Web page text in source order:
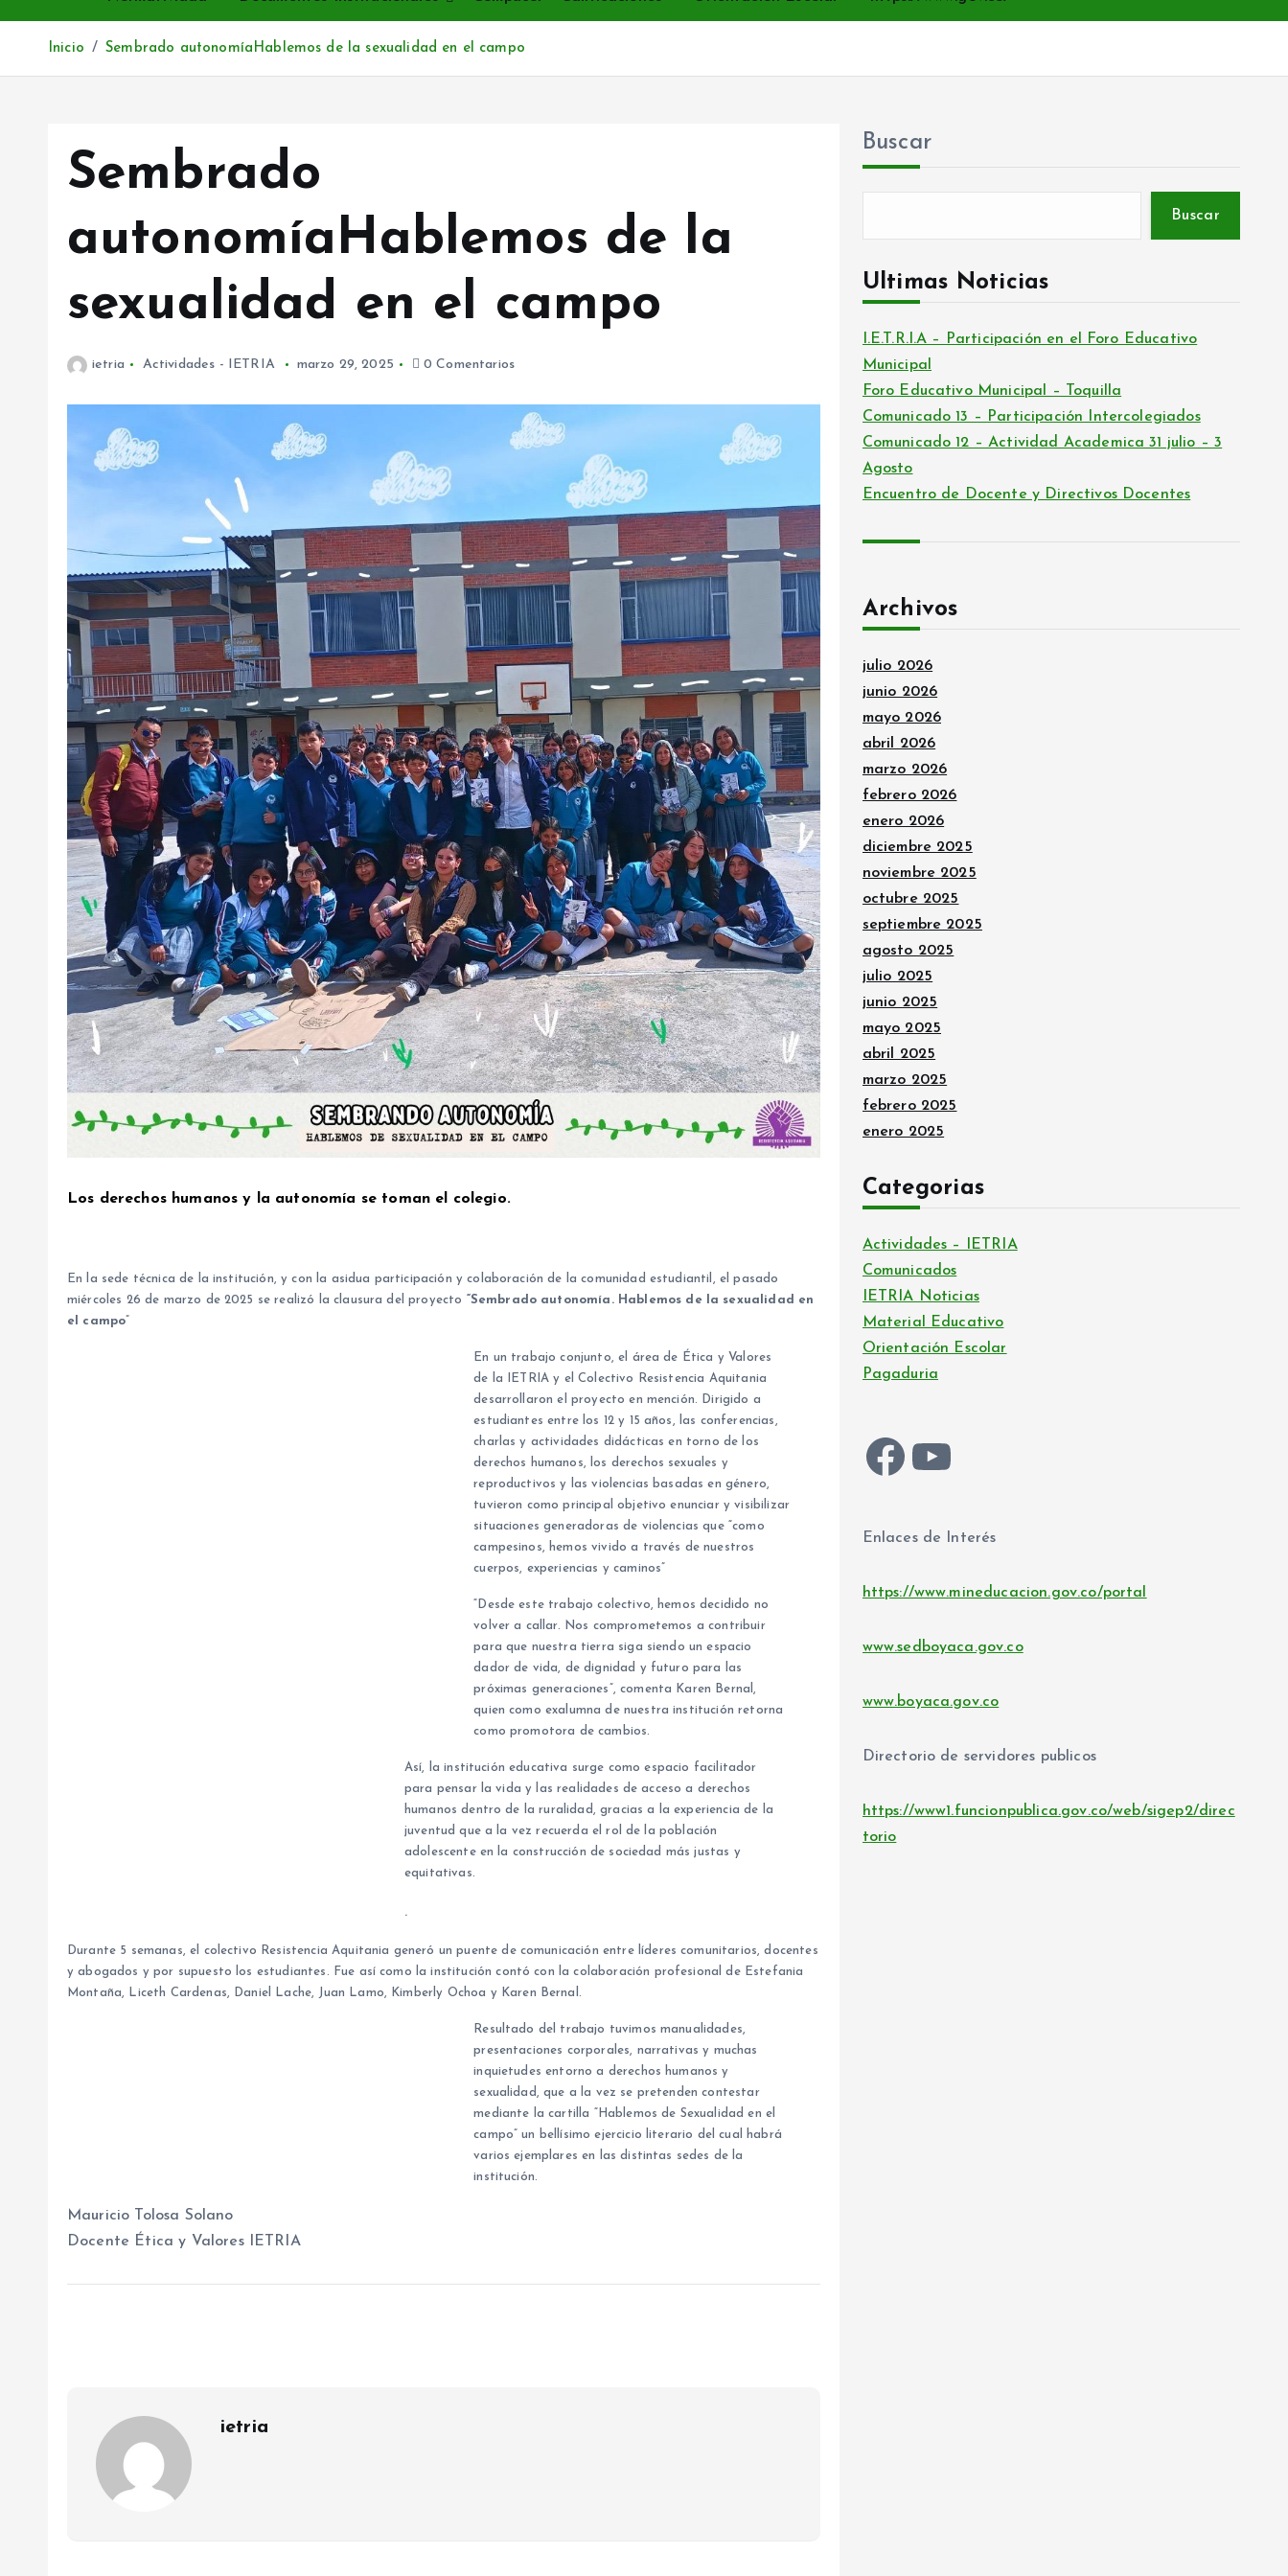
Inicio Sembrado autonomíaHablemos de la sexualidad en el campo
Sembrado
autonomíaHablemos de la
sexualidad en el campo
ietria Actividades - IETRIA marzo 29, 2025 0 Comentarios
Los derechos humanos y la autonomía se toman el colegio.
En la sede técnica de la institución, y con la asidua participación y colaboración de la comunidad estudiantil, el pasado
miércoles 26 de marzo de 2025 se realizó la clausura del proyecto “Sembrado autonomía. Hablemos de la sexualidad en
el campo”
En un trabajo conjunto, el área de Ética y Valores
de la IETRIA y el Colectivo Resistencia Aquitania
desarrollaron el proyecto en mención. Dirigido a
estudiantes entre los 12 y 15 años, las conferencias,
charlas y actividades didácticas en torno de los
derechos humanos, los derechos sexuales y
reproductivos y las violencias basadas en género,
tuvieron como principal objetivo enunciar y visibilizar
situaciones generadoras de violencias que “como
campesinos, hemos vivido a través de nuestros
cuerpos, experiencias y caminos”
“Desde este trabajo colectivo, hemos decidido no
volver a callar. Nos comprometemos a contribuir
para que nuestra tierra siga siendo un espacio
dador de vida, de dignidad y futuro para las
próximas generaciones”, comenta Karen Bernal,
quien como exalumna de nuestra institución retorna
como promotora de cambios.
Así, la institución educativa surge como espacio facilitador
para pensar la vida y las realidades de acceso a derechos
humanos dentro de la ruralidad, gracias a la experiencia de la
juventud que a la vez recuerda el rol de la población
adolescente en la construcción de sociedad más justas y
equitativas.
.
Durante 5 semanas, el colectivo Resistencia Aquitania generó un puente de comunicación entre líderes comunitarios, docentes
y abogados y por supuesto los estudiantes. Fue así como la institución contó con la colaboración profesional de Estefania
Montaña, Liceth Cardenas, Daniel Lache, Juan Lamo, Kimberly Ochoa y Karen Bernal.
Resultado del trabajo tuvimos manualidades,
presentaciones corporales, narrativas y muchas
inquietudes entorno a derechos humanos y
sexualidad, que a la vez se pretenden contestar
mediante la cartilla “Hablemos de Sexualidad en el
campo” un bellísimo ejercicio literario del cual habrá
varios ejemplares en las distintas sedes de la
institución.
Mauricio Tolosa Solano
Docente Ética y Valores IETRIA
ietria
Buscar
Buscar
Ultimas Noticias
I.E.T.R.I.A – Participación en el Foro Educativo
Municipal
Foro Educativo Municipal – Toquilla
Comunicado 13 – Participación Intercolegiados
Comunicado 12 – Actividad Academica 31 julio – 3
Agosto
Encuentro de Docente y Directivos Docentes
Archivos
julio 2026
junio 2026
mayo 2026
abril 2026
marzo 2026
febrero 2026
enero 2026
diciembre 2025
noviembre 2025
octubre 2025
septiembre 2025
agosto 2025
julio 2025
junio 2025
mayo 2025
abril 2025
marzo 2025
febrero 2025
enero 2025
Categorias
Actividades – IETRIA
Comunicados
IETRIA Noticias
Material Educativo
Orientación Escolar
Pagaduria
Facebook YouTube
Enlaces de Interés
https://www.mineducacion.gov.co/portal
www.sedboyaca.gov.co
www.boyaca.gov.co
Directorio de servidores publicos
https://www1.funcionpublica.gov.co/web/sigep2/direc
torio